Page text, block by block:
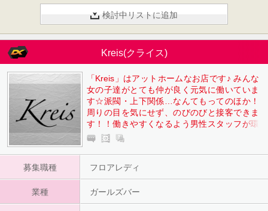
検討中リストに追加
Kreis(クライス)
「Kreis」はアットホームなお店です♪ みんな
女の子達がとても仲が良く元気に働いていま
す☆派閥・上下関係…なんてもってのほか！
周りの目を気にせず、のびのびと接客できま
す！！働きやすくなるよう男性スタッフが環
境づくりを整えます。 一日だけの体験入店か
募お待ちしております！
募集職種
フロアレディ
業種 ガールズバー